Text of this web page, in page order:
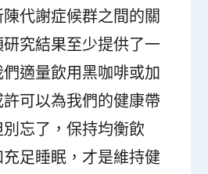
代謝症候群之間的關
究結果至少提供了一
適量飲用黑咖啡或加
可以為我們的健康帶
忘了，保持均衡飲
足睡眠，才是維持健